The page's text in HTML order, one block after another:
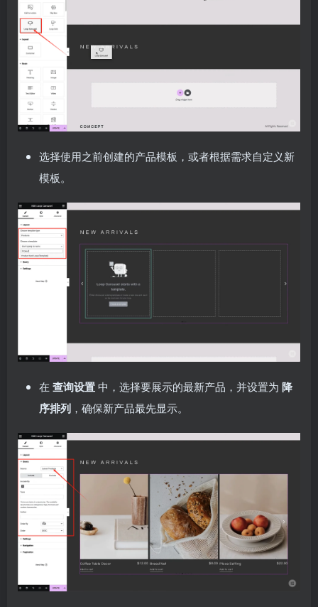
选择使用之前创建的产品模板，或者根据需求自定义新
模板。
在 查询设置中，选择要展示的最新产品，并设置为 降
序排列 ，确保新产品最先显示。